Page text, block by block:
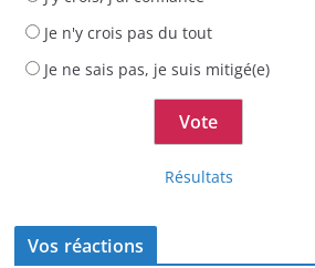
Je n'y crois pas du tout
Je ne sais pas, je suis mitigé(e)
Résultats
Vos réactions